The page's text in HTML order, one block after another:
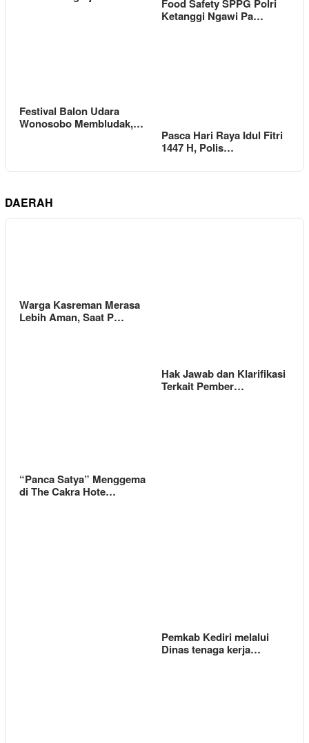
Food Safety SPPG Polri
Ketanggi Ngawi Pa…
Festival Balon Udara
Wonosobo Membludak,…
Pasca Hari Raya Idul Fitri
1447 H, Polis…
DAERAH
Warga Kasreman Merasa
Lebih Aman, Saat P…
Hak Jawab dan Klarifikasi
Terkait Pember…
“Panca Satya” Menggema
di The Cakra Hote…
Pemkab Kediri melalui
Dinas tenaga kerja…